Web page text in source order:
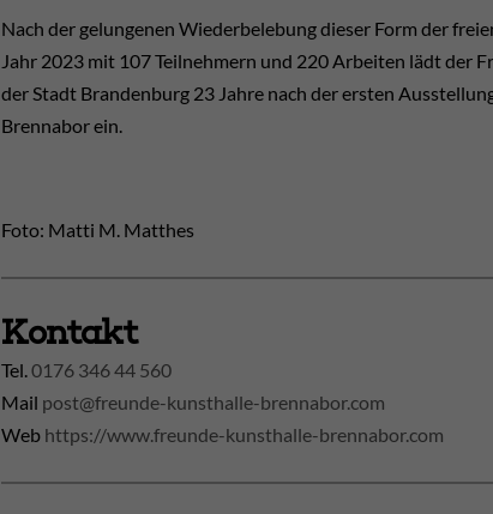
Nach der gelungenen Wiederbelebung dieser Form der
Jahr 2023 mit 107 Teilnehmern und 220 Arbeiten lädt der
der Stadt Brandenburg 23 Jahre nach der ersten
Brennabor ein.
Foto: Matti M. Matthes
Kontakt
Tel. 0176 346 44 560
Mail post@freunde-kunsthalle-brennabor.com
Web https://www.freunde-kunsthalle-brennabor.com